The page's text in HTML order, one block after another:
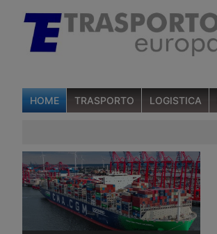
HOME TRASPORTO LOGISTICA